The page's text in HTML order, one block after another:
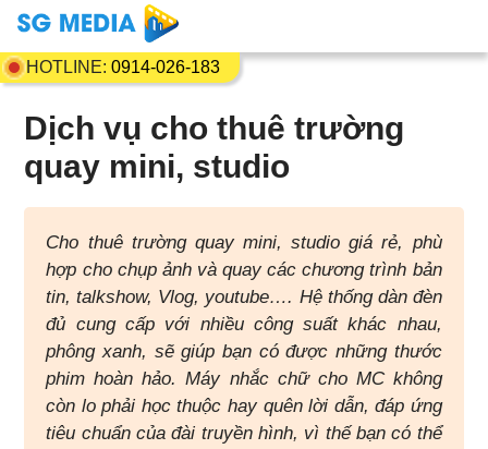
HOTLINE: 0914-026-183
Dịch vụ cho thuê trường
quay mini, studio
Cho thuê trường quay mini, studio giá rẻ, phù
hợp cho chụp ảnh và quay các chương trình bản
tin, talkshow, Vlog, youtube…. Hệ thống dàn đèn
đủ cung cấp với nhiều công suất khác nhau,
phông xanh, sẽ giúp bạn có được những thước
phim hoàn hảo. Máy nhắc chữ cho MC không
còn lo phải học thuộc hay quên lời dẫn, đáp ứng
tiêu chuẩn của đài truyền hình, vì thế bạn có thể